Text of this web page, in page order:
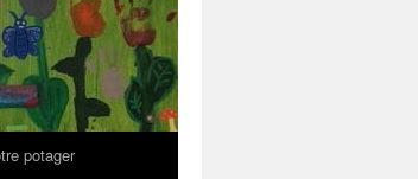
potager